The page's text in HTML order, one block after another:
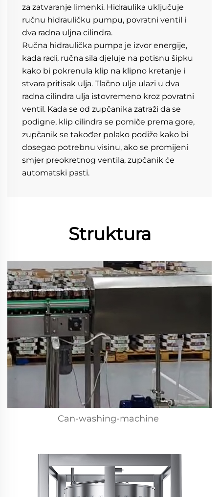
za zatvaranje limenki. Hidraulika uključuje
ručnu hidrauličku pumpu, povratni ventil i
dva radna uljna cilindra.
Ručna hidraulička pumpa je izvor energije,
kada radi, ručna sila djeluje na potisnu šipku
kako bi pokrenula klip na klipno kretanje i
stvara pritisak ulja. Tlačno ulje ulazi u dva
radna cilindra ulja istovremeno kroz povratni
ventil. Kada se od zupčanika zatraži da se
podigne, klip cilindra se pomiče prema gore,
zupčanik se također polako podiže kako bi
dosegao potrebnu visinu, ako se promijeni
smjer preokretnog ventila, zupčanik će
automatski pasti.
Struktura
Can-washing-machine